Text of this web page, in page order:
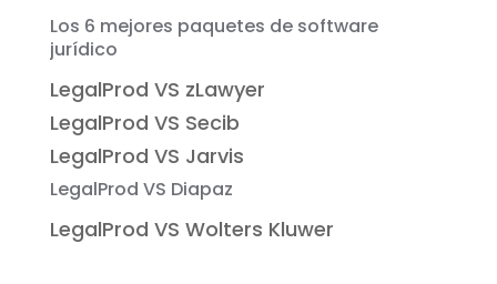
Los 6 mejores paquetes de software
jurídico
LegalProd VS zLawyer
LegalProd VS Secib
LegalProd VS Jarvis
LegalProd VS Diapaz
LegalProd VS Wolters Kluwer